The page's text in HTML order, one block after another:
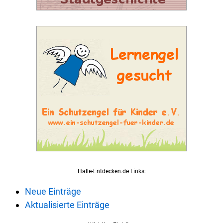
Halle-Entdecken.de Links:
Neue Einträge
Aktualisierte Einträge